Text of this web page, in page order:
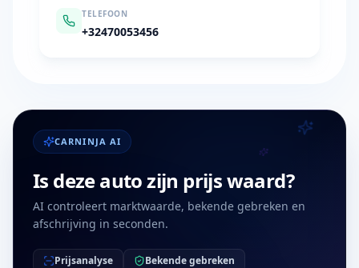
TELEFOON
+32470053456
CARNINJA AI
Is deze auto zijn prijs waard?
AI controleert marktwaarde, bekende gebreken en
afschrijving in seconden.
Prijsanalyse
Bekende gebreken